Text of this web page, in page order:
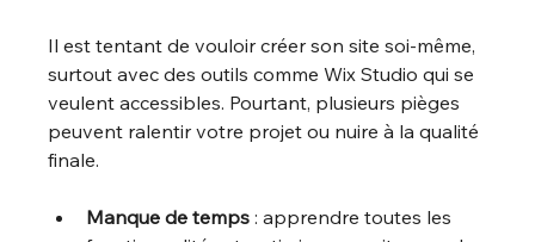
Il est tentant de vouloir créer son site soi-même,
surtout avec des outils comme Wix Studio qui se
veulent accessibles. Pourtant, plusieurs pièges
peuvent ralentir votre projet ou nuire à la qualité
finale.
Manque de temps : apprendre toutes les